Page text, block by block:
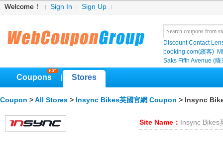
Welcome！ Sign In Sign Up
Discount Contact
booking.com(繽客)
Saks Fifth Avenue (薩
Coupons Stores
Coupon > All Stores > Insync Bikes英國官網 Coupon > Insync
Site Name： Insync Bikes